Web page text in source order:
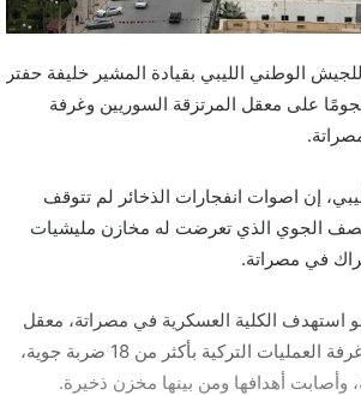
الوطني الليبي بقيادة المشير خليفة حفتر
هجومًا على معقل المرتزقة السوريين وغرفة
إن اصوات انفجارات الذخائر لم تتوقف
الجوي الذي تعرضت له مخازن مليشيات
في مصراتة.
استهدف الكلية العسكرية في مصراتة، معقل
المرتزقة السوريين، وغرفة العمليات التركية بأكثر من 18 ضربة جوية،
وأصابت أهدافها ومن بينها مخزن ذخيرة.